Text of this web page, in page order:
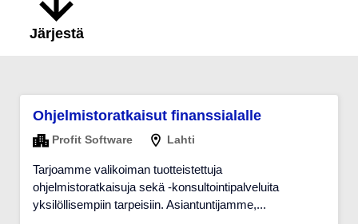
Järjestä
Ohjelmistoratkaisut finanssialalle
Profit Software Lahti
Tarjoamme valikoiman tuotteistettuja
ohjelmistoratkaisuja sekä -konsultointipalveluita
yksilöllisempiin tarpeisiin. Asiantuntijamme,...